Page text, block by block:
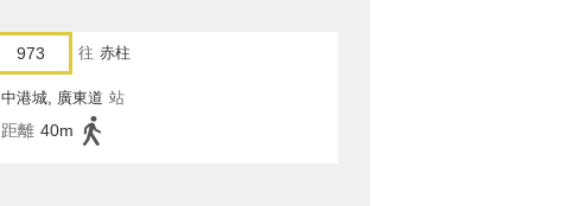
973 往 赤柱
中港城, 廣東道 站
距離 40m